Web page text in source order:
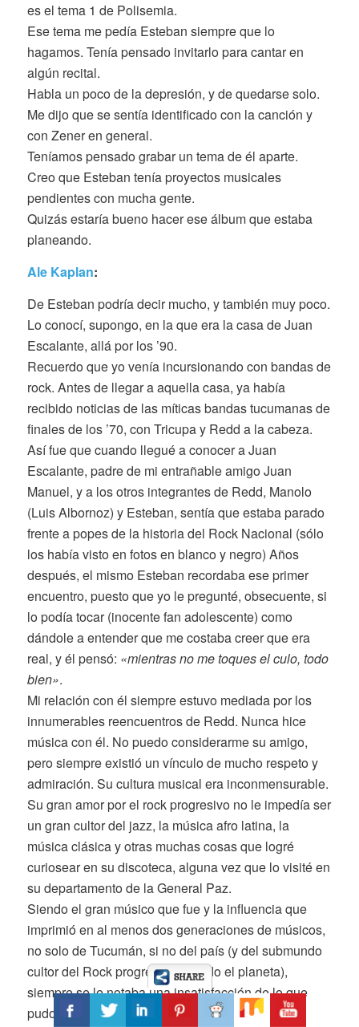
es el tema 1 de Polisemia.
Ese tema me pedía Esteban siempre que lo
hagamos. Tenía pensado invitarlo para cantar en
algún recital.
Habla un poco de la depresión, y de quedarse solo.
Me dijo que se sentía identificado con la canción y
con Zener en general.
Teníamos pensado grabar un tema de él aparte.
Creo que Esteban tenía proyectos musicales
pendientes con mucha gente.
Quizás estaría bueno hacer ese álbum que estaba
planeando.
Ale Kaplan:
De Esteban podría decir mucho, y también muy poco.
Lo conocí, supongo, en la que era la casa de Juan
Escalante, allá por los ’90.
Recuerdo que yo venía incursionando con bandas de
rock. Antes de llegar a aquella casa, ya había
recibido noticias de las míticas bandas tucumanas de
finales de los ’70, con Tricupa y Redd a la cabeza.
Así fue que cuando llegué a conocer a Juan
Escalante, padre de mi entrañable amigo Juan
Manuel, y a los otros integrantes de Redd, Manolo
(Luis Albornoz) y Esteban, sentía que estaba parado
frente a popes de la historia del Rock Nacional (sólo
los había visto en fotos en blanco y negro) Años
después, el mismo Esteban recordaba ese primer
encuentro, puesto que yo le pregunté, obsecuente, si
lo podía tocar (inocente fan adolescente) como
dándole a entender que me costaba creer que era
real, y él pensó: «mientras no me toques el culo, todo
bien».
Mi relación con él siempre estuvo mediada por los
innumerables reencuentros de Redd. Nunca hice
música con él. No puedo considerarme su amigo,
pero siempre existió un vínculo de mucho respeto y
admiración. Su cultura musical era inconmensurable.
Su gran amor por el rock progresivo no le impedía ser
un gran cultor del jazz, la música afro latina, la
música clásica y otras muchas cosas que logré
curiosear en su discoteca, alguna vez que lo visité en
su departamento de la General Paz.
Siendo el gran músico que fue y la influencia que
imprimió en al menos dos generaciones de músicos,
no solo de Tucumán, si no del país (y del submundo
cultor del Rock progresivo en todo el planeta),
siempre se le notaba una insatisfacción de lo que
pudo ser y no fue. Mucho más melancólico que